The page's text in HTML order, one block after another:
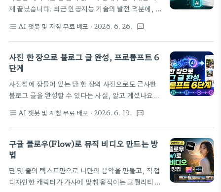
요. 솔직히 말하면, 간단한 질문에 답을 얻는 용도라면
굳이 돈을 낼 필요가 전혀 없습니다. 네이버, 구글, 덕
지 무료로 제공하니, ..
제 끝났습니다. 최근 인공지능 기술의 발전 덕분에, 방
항'을 찾아낼 수 있게 되었어요. 오늘 소개해 드릴 6가
지 프롬프트만 잘 활용하면, 누구나 꼼꼼하고 빠르게
계약서의 숨은 위험을 파악할 수 있습니다.📄 60초 만
에 계약서 독소조항 찾는 AI 프롬프트 혁명!솔직히 말
께하는 문서라고 해도 과언이 아니에요. 주택 임대차
부터 취업, 투자, 사업 제휴까지… 하지만 이 중요한
문서에 숨어 있는 ‘독소조항’을 제대로 파악하지 못해
들은 더 그렇죠.하지만 최근..
format_list_bulleted AI 챗봇 및 지침 무료 배포 · 2026. 6. 26. textsms
사진 한 장으로 블로그 글 완성, 프로롬프트 6
단계
사진첩에 잠들어 있는 단 한 장의 사진으로도 근사한
블로그 글을 완성할 수 있다는 사실, 알고 계셨나요?
분석하고, 단 5분 만에 블로그 글 초안을 만드는 6단
계 프롬프트 워크플로우를 지금 바로 공개합니다.블
로그를 꾸준히 운영하다 보면 글솜씨보다 더 자주 마
주하는 난관이 바로 "오늘은 또 뭘 쓰지?" 하는 글감
는 카페에서 찍은 감성 사진, 출장지에서 담은 이국적
인 풍경, 새로 사용하기 시작한 제품 사진, 그리고 평
format_list_bulleted AI 챗봇 및 지침 무료 배포 · 2026. 6. 19. textsms
구글 플로우(Flow)로 뮤직 비디오 만드는 방
법
단 몇 줄의 텍스트만으로 나만의 음악을 만들고, 직접
디자인한 캐릭터가 가사에 맞춰 움직이는 고퀄리티 뮤